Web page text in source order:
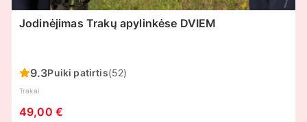
Jodinėjimas Trakų apylinkėse DVIEM
9.3Puiki patirtis(52)
Trakai
49,00 €